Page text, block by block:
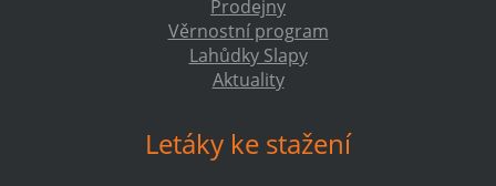
Prodejny
Věrnostní program
Lahůdky Slapy
Aktuality
Letáky ke stažení